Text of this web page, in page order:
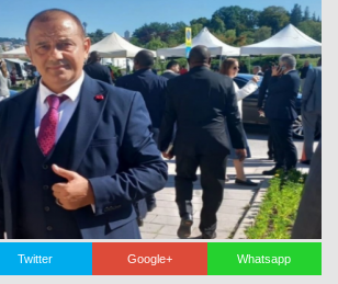
Twitter Google+ Whatsapp
KÜNYE
İLETİŞİM